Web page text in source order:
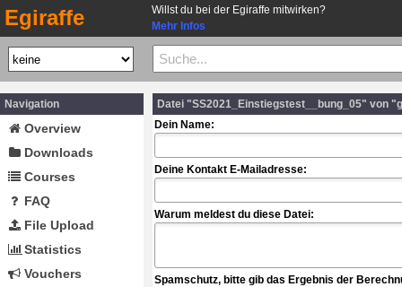
Egiraffe
Willst du bei der Egiraffe mitwirken?
Mehr Infos
Navigation
Overview
Downloads
Courses
FAQ
File Upload
Statistics
Vouchers
Datei "SS2021_Einstiegstest__bung_05" von
Dein Name:
Deine Kontakt E-Mailadresse:
Warum meldest du diese Datei:
Spamschutz, bitte gib das Ergebnis der